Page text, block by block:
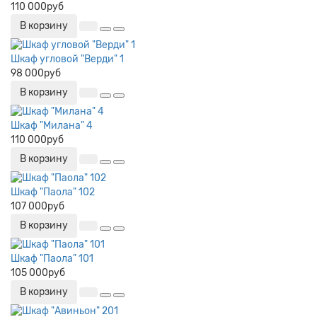
110 000руб
В корзину
Шкаф угловой "Верди" 1
98 000руб
В корзину
Шкаф "Милана" 4
110 000руб
В корзину
Шкаф "Паола" 102
107 000руб
В корзину
Шкаф "Паола" 101
105 000руб
В корзину